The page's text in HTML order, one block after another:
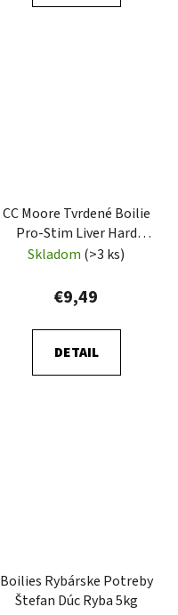
CC Moore Tvrdené Boilie
Pro-Stim Liver Hard
Hookbaits 15ks
Skladom (>3 ks)
€9,49
DETAIL
Boilies Rybárske Potreby
Štefan Dúc Ryba 5kg